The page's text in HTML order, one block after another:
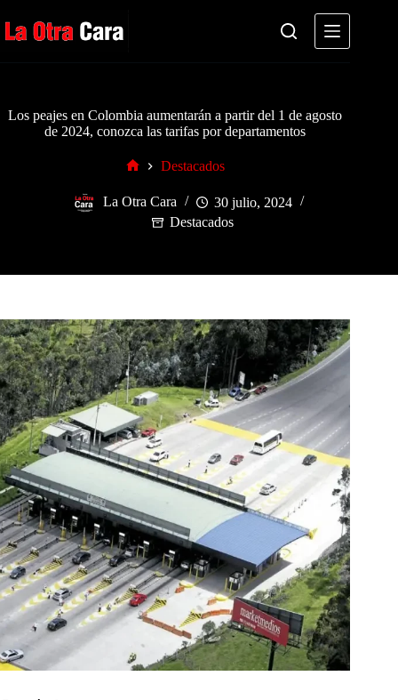
al
contenido
Los peajes en Colombia aumentarán a partir del 1 de agosto
de 2024, conozca las tarifas por departamentos
Destacados
La Otra Cara
30 julio, 2024
Destacados